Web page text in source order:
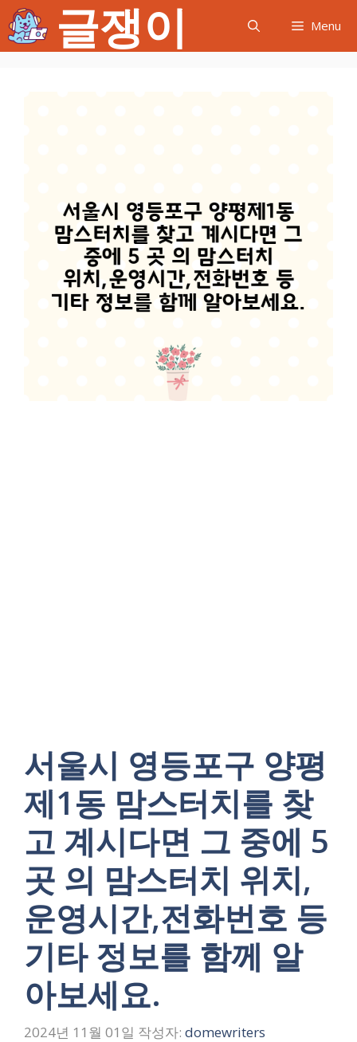
텐
츠
글쟁이 Menu
서울시 영등포구 양평
제1동 맘스터치를 찾
고 계시다면 그 중에 5
곳 의 맘스터치 위치,
운영시간,전화번호 등
기타 정보를 함께 알
아보세요.
2024년 11월 01일 작성자: domewriters